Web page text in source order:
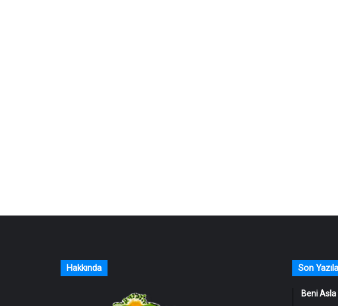
Hakkında Son
Beni